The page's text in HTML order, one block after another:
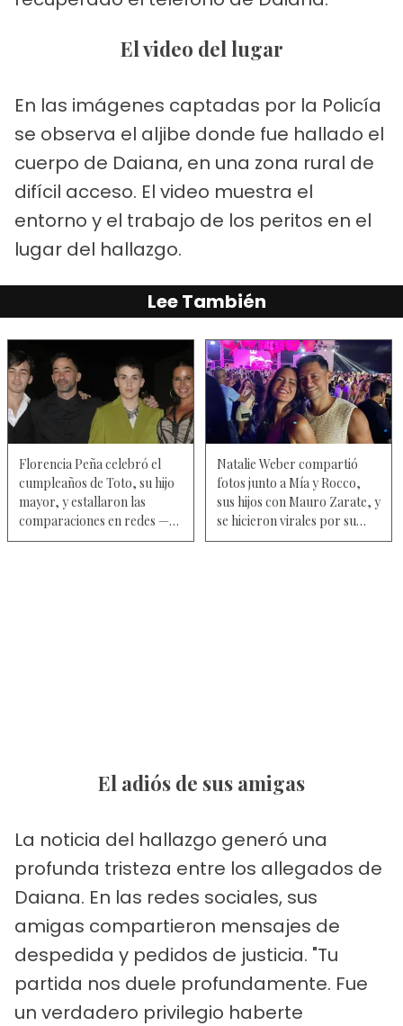
El video del lugar
En las imágenes captadas por la Policía
se observa el aljibe donde fue hallado el
cuerpo de Daiana, en una zona rural de
difícil acceso. El video muestra el
entorno y el trabajo de los peritos en el
lugar del hallazgo.
Lee También
Florencia Peña celebró el
cumpleaños de Toto, su hijo
mayor, y estallaron las
comparaciones en redes —
Fotos
Natalie Weber compartió
fotos junto a Mía y Rocco,
sus hijos con Mauro Zarate, y
se hicieron virales por su
parecido — A quién se
El adiós de sus amigas
La noticia del hallazgo generó una
profunda tristeza entre los allegados de
Daiana. En las redes sociales, sus
amigas compartieron mensajes de
despedida y pedidos de justicia. "Tu
partida nos duele profundamente. Fue
un verdadero privilegio haberte